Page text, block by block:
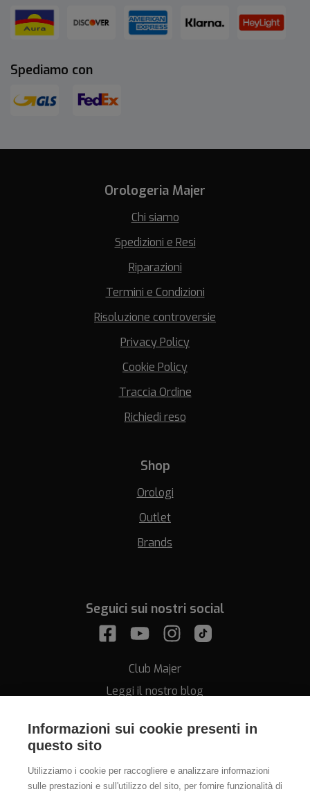
Informazioni sui cookie presenti in
questo sito
Utilizziamo i cookie per raccogliere e analizzare informazioni
sulle prestazioni e sull'utilizzo del sito, per fornire funzionalità di
Spediamo con
Orologeria Majer
Chi siamo
Spedizioni e Resi
Riparazioni
Termini e Condizioni
Risoluzione controversie
Privacy Policy
Cookie Policy
Traccia Ordine
Richiedi reso
Shop
Orologi
Outlet
Brands
Seguici sui nostri social
Club Majer
Leggi il nostro blog